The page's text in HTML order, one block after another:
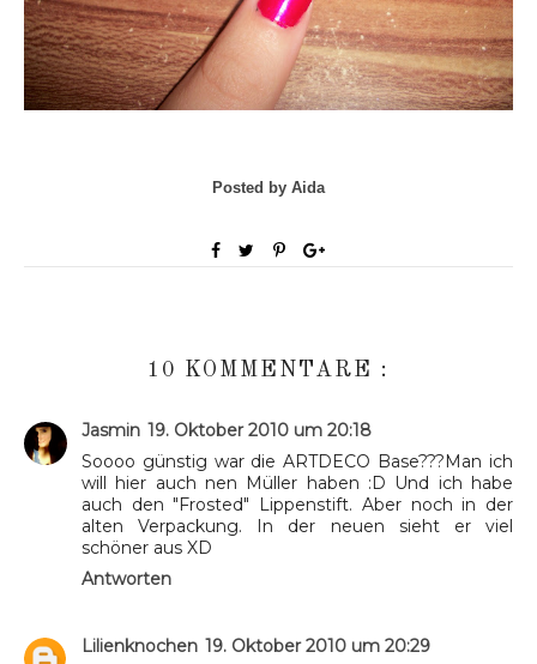
Posted by Aida
10 KOMMENTARE :
Jasmin 19. Oktober 2010 um 20:18
Soooo günstig war die ARTDECO Base???Man ich
will hier auch nen Müller haben :D Und ich habe
auch den "Frosted" Lippenstift. Aber noch in der
alten Verpackung. In der neuen sieht er viel
schöner aus XD
Antworten
Lilienknochen 19. Oktober 2010 um 20:29